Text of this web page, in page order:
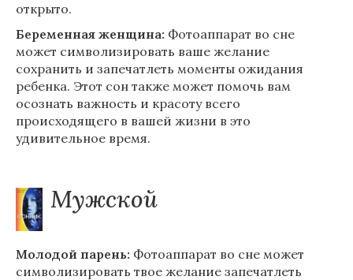
открыто.
Беременная женщина: Фотоаппарат во сне
может символизировать ваше желание
сохранить и запечатлеть моменты ожидания
ребенка. Этот сон также может помочь вам
осознать важность и красоту всего
происходящего в вашей жизни в это
удивительное время.
Мужской
Молодой парень: Фотоаппарат во сне может
символизировать твое желание запечатлеть